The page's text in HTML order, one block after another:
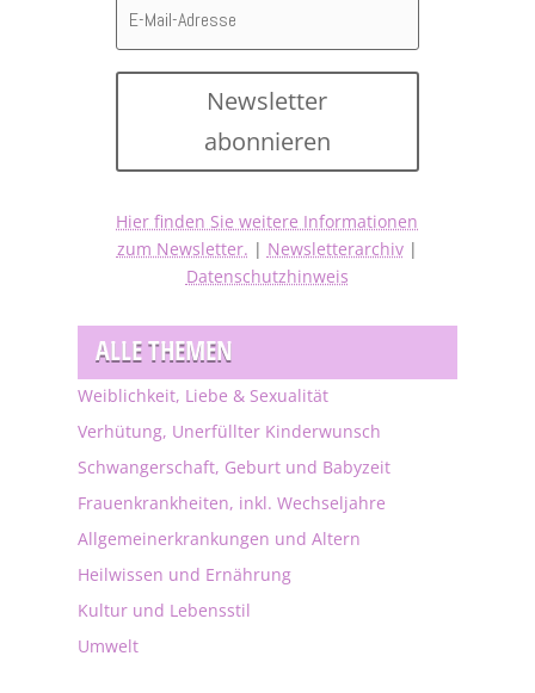
Newsletter
abonnieren
Hier finden Sie weitere Informationen
zum Newsletter. | Newsletterarchiv|
Datenschutzhinweis
ALLE THEMEN
Weiblichkeit, Liebe & Sexualität
Verhütung, Unerfüllter Kinderwunsch
Schwangerschaft, Geburt und Babyzeit
Frauenkrankheiten, inkl. Wechseljahre
Allgemeinerkrankungen und Altern
Heilwissen und Ernährung
Kultur und Lebensstil
Umwelt